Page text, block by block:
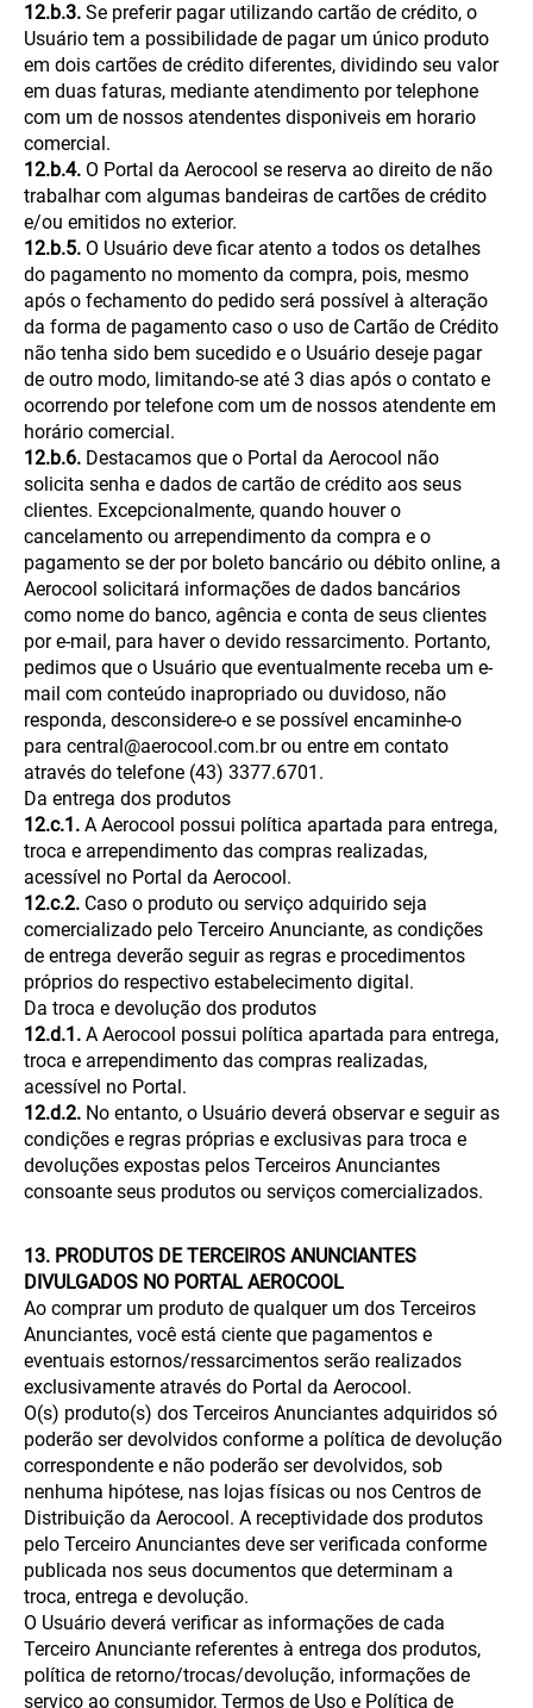
12.b.3. Se preferir pagar utilizando cartão de crédito, o
Usuário tem a possibilidade de pagar um único produto
em dois cartões de crédito diferentes, dividindo seu valor
em duas faturas, mediante atendimento por telephone
com um de nossos atendentes disponiveis em horario
comercial.
12.b.4. O Portal da Aerocool se reserva ao direito de não
trabalhar com algumas bandeiras de cartões de crédito
e/ou emitidos no exterior.
12.b.5. O Usuário deve ficar atento a todos os detalhes
do pagamento no momento da compra, pois, mesmo
após o fechamento do pedido será possível à alteração
da forma de pagamento caso o uso de Cartão de Crédito
não tenha sido bem sucedido e o Usuário deseje pagar
de outro modo, limitando-se até 3 dias após o contato e
ocorrendo por telefone com um de nossos atendente em
horário comercial.
12.b.6. Destacamos que o Portal da Aerocool não
solicita senha e dados de cartão de crédito aos seus
clientes. Excepcionalmente, quando houver o
cancelamento ou arrependimento da compra e o
pagamento se der por boleto bancário ou débito online, a
Aerocool solicitará informações de dados bancários
como nome do banco, agência e conta de seus clientes
por e-mail, para haver o devido ressarcimento. Portanto,
pedimos que o Usuário que eventualmente receba um e-
mail com conteúdo inapropriado ou duvidoso, não
responda, desconsidere-o e se possível encaminhe-o
para central@aerocool.com.br ou entre em contato
através do telefone (43) 3377.6701.
Da entrega dos produtos
12.c.1. A Aerocool possui política apartada para entrega,
troca e arrependimento das compras realizadas,
acessível no Portal da Aerocool.
12.c.2. Caso o produto ou serviço adquirido seja
comercializado pelo Terceiro Anunciante, as condições
de entrega deverão seguir as regras e procedimentos
próprios do respectivo estabelecimento digital.
Da troca e devolução dos produtos
12.d.1. A Aerocool possui política apartada para entrega,
troca e arrependimento das compras realizadas,
acessível no Portal.
12.d.2. No entanto, o Usuário deverá observar e seguir as
condições e regras próprias e exclusivas para troca e
devoluções expostas pelos Terceiros Anunciantes
consoante seus produtos ou serviços comercializados.
13. PRODUTOS DE TERCEIROS ANUNCIANTES
DIVULGADOS NO PORTAL AEROCOOL
Ao comprar um produto de qualquer um dos Terceiros
Anunciantes, você está ciente que pagamentos e
eventuais estornos/ressarcimentos serão realizados
exclusivamente através do Portal da Aerocool.
O(s) produto(s) dos Terceiros Anunciantes adquiridos só
poderão ser devolvidos conforme a política de devolução
correspondente e não poderão ser devolvidos, sob
nenhuma hipótese, nas lojas físicas ou nos Centros de
Distribuição da Aerocool. A receptividade dos produtos
pelo Terceiro Anunciantes deve ser verificada conforme
publicada nos seus documentos que determinam a
troca, entrega e devolução.
O Usuário deverá verificar as informações de cada
Terceiro Anunciante referentes à entrega dos produtos,
política de retorno/trocas/devolução, informações de
serviço ao consumidor, Termos de Uso e Política de